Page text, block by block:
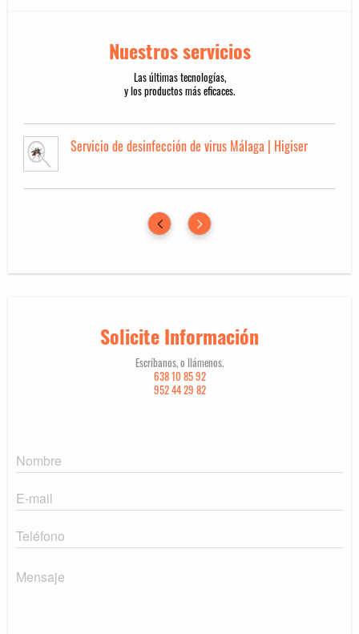
Nuestros servicios
Las últimas tecnologías,
y los productos más eficaces.
Servicio de desinfección de virus Málaga | Higiser
Solicite Información
Escríbanos, o llámenos.
638 10 85 92
952 44 29 82